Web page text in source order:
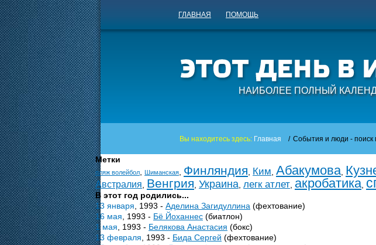
ГЛАВНАЯ ПОМОЩЬ
НАИБОЛЕЕ ПОЛНЫЙ
Вы находитесь здесь: Главная / События и люди - поиск
Метки
пляж волейбол Шиманская Финляндия Ким Абакумова
Австралия Венгрия Украина легк атлет акробатика
В этот год родились...
13 января , 1993 - Аделина Загидуллина (фехтование)
16 мая , 1993 - Бё Йоханнес (биатлон)
1 мая , 1993 - Белякова Анастасия (бокс)
13 февраля , 1993 - Бида Сергей (фехтование)